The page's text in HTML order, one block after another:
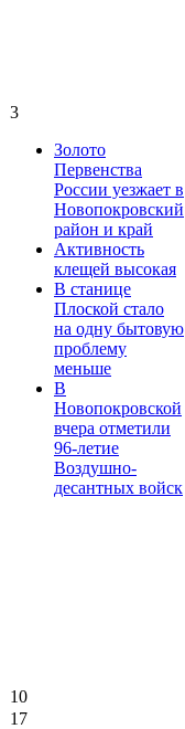
3
Золото
Первенства
России уезжает в
Новопокровский
район и край
Активность
клещей высокая
В станице
Плоской стало
на одну бытовую
проблему
меньше
В
Новопокровской
вчера отметили
96-летие
Воздушно-
десантных войск
10
17